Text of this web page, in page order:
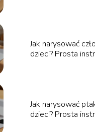
Jak narysować
dzieci? Prosta
Jak narysować
dzieci? Prosta